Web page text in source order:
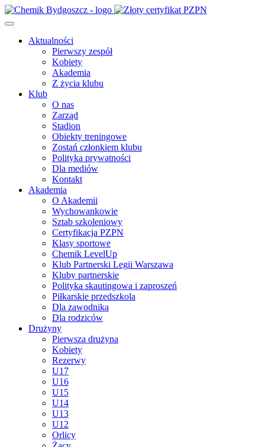
Aktualności
Pierwszy zespół
Kobiety
Akademia
Z życia klubu
Klub
O nas
Zarząd
Stadion
Obiekty treningowe
Zostań członkiem klubu
Polityka prywatności
Dla mediów
Kontakt
Akademia
O Akademii
Wychowankowie
Sztab szkoleniowy
Certyfikacja PZPN
Klasy sportowe
Chemik LevelUp
Klub Partnerski Legii Warszawa
Kluby partnerskie
Polityka skautingowa i zaproszeń
Piłkarskie przedszkola
Dla zawodnika
Dla rodziców
Drużyny
Pierwsza drużyna
Kobiety
Rezerwy
U17
U16
U15
U14
U13
U12
Orlicy